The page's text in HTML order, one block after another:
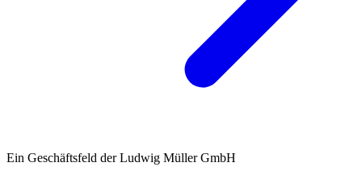
Ein Geschäftsfeld der Ludwig Müller GmbH